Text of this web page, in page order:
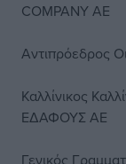
COMPANY AE
Αντιπρόεδρος
Καλλίνικος
ΕΔΑΦΟΥΣ ΑΕ
Γενικός